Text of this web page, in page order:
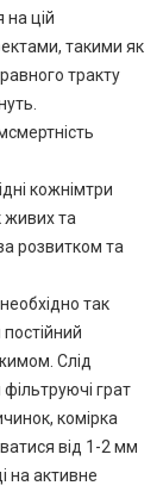
цій
такими як
тракту
кожнімтри
живих та
розвитком та
так
постійний
Слід
грат
комірка
від 1-2 мм
на активне